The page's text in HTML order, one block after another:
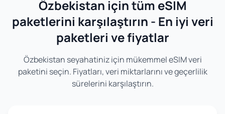
Özbekistan için tüm eSIM
paketlerini karşılaştırın - En iyi veri
paketleri ve fiyatlar
Özbekistan seyahatiniz için mükemmel eSIM veri
paketini seçin. Fiyatları, veri miktarlarını ve geçerlilik
sürelerini karşılaştırın.